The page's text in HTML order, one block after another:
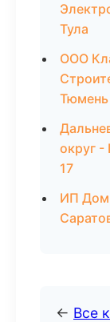
Тула
ООО
Тюмень
округ -
17
ИП Дом
← Все